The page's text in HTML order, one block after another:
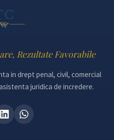
Rezultate Favorabile
in drept penal, civil, comercial
juridica de incredere.